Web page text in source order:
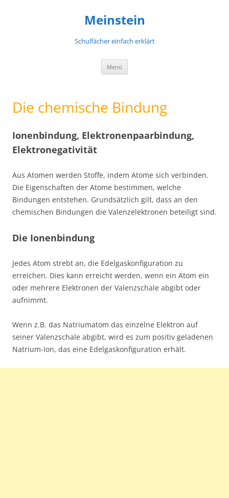
Meinstein
Schulfächer einfach erklärt
Menü
Die chemische Bindung
Ionenbindung, Elektronenpaarbindung,
Elektronegativität
Aus Atomen werden Stoffe, indem Atome sich verbinden.
Die Eigenschaften der Atome bestimmen, welche
Bindungen entstehen. Grundsätzlich gilt, dass an den
chemischen Bindungen die Valenzelektronen beteiligt sind.
Die Ionenbindung
Jedes Atom strebt an, die Edelgaskonfiguration zu
erreichen. Dies kann erreicht werden, wenn ein Atom ein
oder mehrere Elektronen der Valenzschale abgibt oder
aufnimmt.
Wenn z.B. das Natriumatom das einzelne Elektron auf
seiner Valenzschale abgibt, wird es zum positiv geladenen
Natrium-Ion, das eine Edelgaskonfiguration erhält.